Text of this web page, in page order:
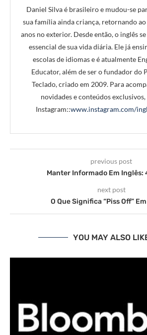
Daniel Silva é brasileiro e mudou-se
sua família ainda criança, retornando
anos no exterior. Desde então, o inglês
essencial de sua vida diária. Ele já
escolas de idiomas e é atualmente
Educator, além de ser o fundador do
Teclado, criado em 2009. Para
novidades e conteúdos
Instagram::www.instagram.com/
previous post
Manter Informado Em Inglês:
next post
O Que Significa “Piss Off”
YOU MAY ALSO